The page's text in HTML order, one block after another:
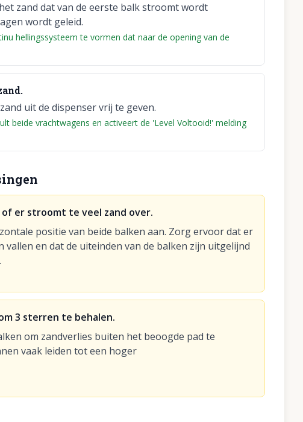
zand dat van de eerste balk stroomt wordt
wordt geleid.
hellingssysteem te vormen dat naar de opening van de
uit de dispenser vrij te geven.
beide vrachtwagens en activeert de 'Level Voltooid!' melding
er stroomt te veel zand over.
positie van beide balken aan. Zorg ervoor dat er
en dat de uiteinden van de balken zijn uitgelijnd
3 sterren te behalen.
om zandverlies buiten het beoogde pad te
vaak leiden tot een hoger